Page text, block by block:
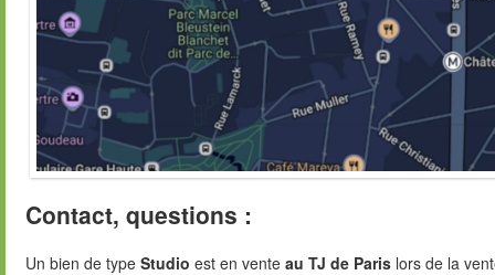
Contact, questions :
Un bien de type Studio est en vente au TJ de Paris lors de la